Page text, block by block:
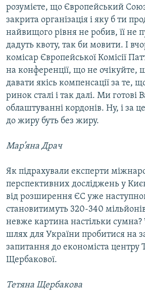
розумієте, що Європейський
закрита організація і яку б ти
найвищого рівня не робив, її не
дадуть квоту, так би мовити. І
комісар Європейської Комісії
на конференції, що не
давати якісь компенсації за те,
ринок сталі і так далі. Ми готові
облаштуванні кордонів. Ну, і за
до жиру буть без жиру.
Мар’яна Драч
Як підрахували експерти
перспективних досліджень у
від розширення ЄС уже
становитимуть 320-340
невже картина настільки сумна?
шлях для України пробитися на
запитання до економіста центру
Щербакової.
Тетяна Щербакова